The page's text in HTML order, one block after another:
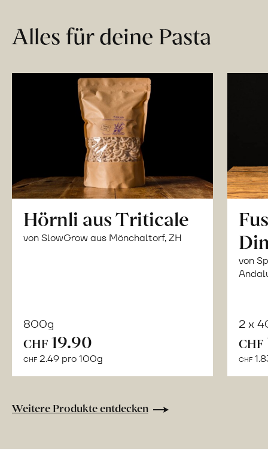
Alles für deine Pasta
Hörnli aus Triticale
von SlowGrow aus Mönchaltorf, ZH
800g
CHF 19.90
CHF 2.49 pro 100g
von
2 x
CHF
CHF
Weitere Produkte entdecken